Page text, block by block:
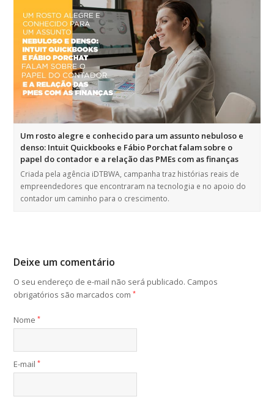
Um rosto alegre e conhecido para um assunto nebuloso e
denso: Intuit Quickbooks e Fábio Porchat falam sobre o
papel do contador e a relação das PMEs com as finanças
Criada pela agência iDTBWA, campanha traz histórias reais de
empreendedores que encontraram na tecnologia e no apoio do
contador um caminho para o crescimento.
Deixe um comentário
O seu endereço de e-mail não será publicado. Campos
obrigatórios são marcados com*
Nome*
E-mail*